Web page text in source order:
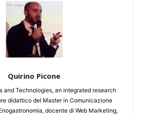
Quirino Picone
and Technologies, an integrated research
didattico del Master in Comunicazione
docente di Web Marketing,